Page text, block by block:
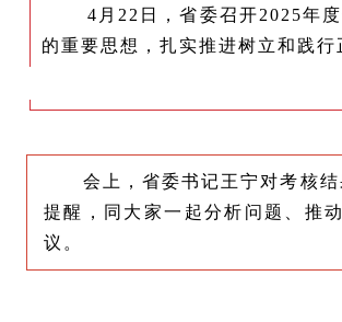
4月22日，省委召开2025年
的重要思想，扎实推进树立和践
会上，省委书记王宁对考核
提醒，同大家一起分析问题、推
议。